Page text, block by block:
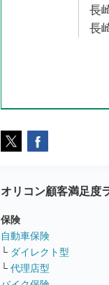
長
長
オリコン顧客満足度
保険
自動車保険
└ ダイレクト型
└ 代理店型